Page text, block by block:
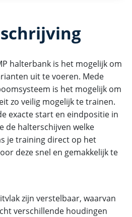
halterbank is het mogelijk om
uit te voeren. Mede
is het mogelijk om
zo veilig mogelijk te trainen.
exacte start en eindpositie in
de halterschijven welke
je training direct op het
deze snel en gemakkelijk te
zijn verstelbaar, waarvan
verschillende houdingen